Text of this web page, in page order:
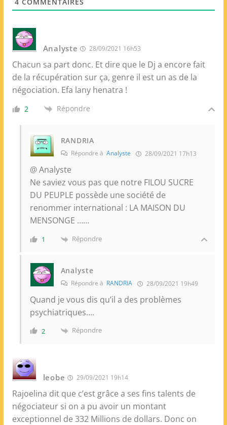
Analyste 28/09/2021 16h53
Chacun sa part donc. Et dire que le Dj a encore fait
de la récupération sur ça, genre il est un as de la
négociation. Efa lany henatra !
2 Répondre
RANDRIA
Répondre à Analyste 28/09/2021 17h13
@ Analyste
Ne saviez vous pas que notre FILOU SUCRE
DU PEUPLE possède une société de
renommer international : LA MAISON DU
MENSONGE ……
1 Répondre
Analyste
Répondre à RANDRIA 28/09/2021 19h49
Quand je vous dis qu’il a des problèmes
psychiatriques….
2 Répondre
leobe 29/09/2021 19h14
Rajoelina dit que c’est grâce a ses fins talents de
négociateur si on a pu avoir un montant
exceptionnel de 332 Millions de dollars. Donc on